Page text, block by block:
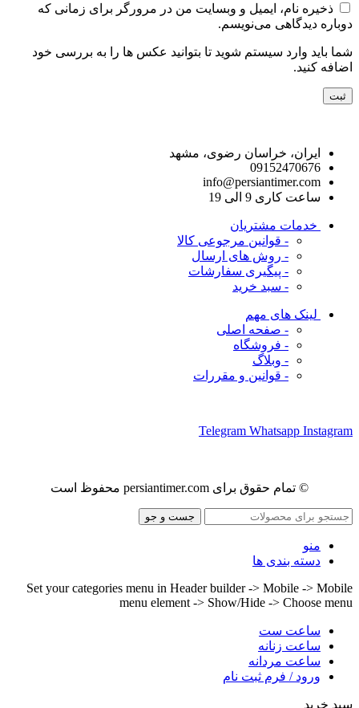
ذخیره نام، ایمیل و وبسایت من در مرورگر برای زمانی که
دوباره دیدگاهی می‌نویسم.
شما باید وارد سیستم شوید تا بتوانید عکس ها را به بررسی خود
اضافه کنید.
ایران، خراسان رضوی، مشهد
09152470676
info@persiantimer.com
ساعت کاری 9 الی 19
خدمات مشتریان
- قوانین مرجوعی کالا
- روش های ارسال
- پیگیری سفارشات
- سبد خرید
لینک های مهم
- صفحه اصلی
- فروشگاه
- وبلاگ
- قوانین و مقررات
Telegram Whatsapp Instagram
© تمام حقوق برای persiantimer.com محفوظ است
جست و جو
منو
دسته بندی ها
Set your categories menu in Header builder -> Mobile -> Mobile
menu element -> Show/Hide -> Choose menu
ساعت ست
ساعت زنانه
ساعت مردانه
ورود / فرم ثبت نام
سبد خرید